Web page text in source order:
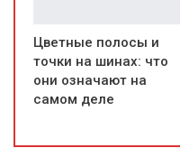
Цветные полосы и
точки на шинах: что
они означают на
самом деле